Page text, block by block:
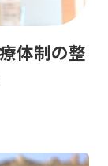
体制の整